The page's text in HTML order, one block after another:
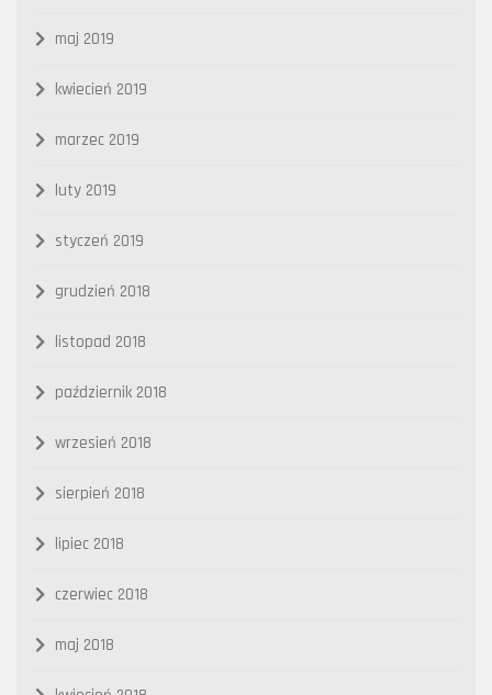
maj 2019
kwiecień 2019
marzec 2019
luty 2019
styczeń 2019
grudzień 2018
listopad 2018
październik 2018
wrzesień 2018
sierpień 2018
lipiec 2018
czerwiec 2018
maj 2018